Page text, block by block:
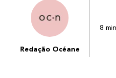
Redação Océane
8